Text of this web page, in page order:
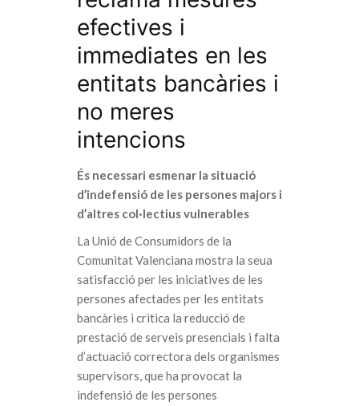
efectives i
immediates en les
entitats bancàries i
no meres
intencions
És necessari esmenar la situació
d’indefensió de les persones majors i
d’altres col·lectius vulnerables
La Unió de Consumidors de la
Comunitat Valenciana mostra la seua
satisfacció per les iniciatives de les
persones afectades per les entitats
bancàries i critica la reducció de
prestació de serveis presencials i falta
d’actuació correctora dels organismes
supervisors, que ha provocat la
indefensió de les persones